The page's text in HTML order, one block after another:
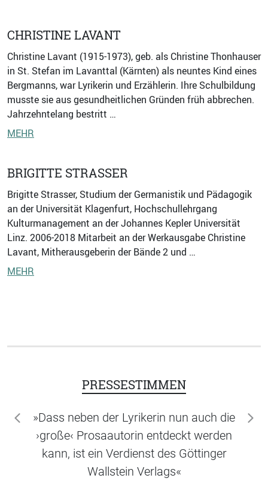
CHRISTINE LAVANT
Christine Lavant (1915-1973), geb. als Christine Thonhauser
in St. Stefan im Lavanttal (Kärnten) als neuntes Kind eines
Bergmanns, war Lyrikerin und Erzählerin. Ihre Schulbildung
musste sie aus gesundheitlichen Gründen früh abbrechen.
Jahrzehntelang bestritt …
MEHR
BRIGITTE STRASSER
Brigitte Strasser, Studium der Germanistik und Pädagogik
an der Universität Klagenfurt, Hochschullehrgang
Kulturmanagement an der Johannes Kepler Universität
Linz. 2006-2018 Mitarbeit an der Werkausgabe Christine
Lavant, Mitherausgeberin der Bände 2 und …
MEHR
PRESSESTIMMEN
»Dass neben der Lyrikerin nun auch die
›große‹ Prosaautorin entdeckt werden
kann, ist ein Verdienst des Göttinger
Wallstein Verlags«
zurück